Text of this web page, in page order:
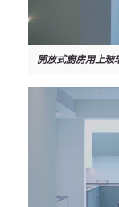
開放式廚房用上玻